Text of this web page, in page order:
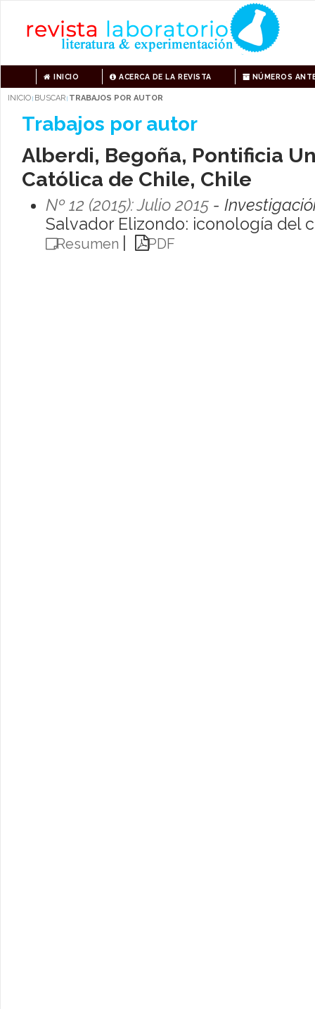
INICIO ACERCA DE LA REVISTA NÚMEROS
INICIO | BUSCAR | TRABAJOS POR AUTOR
Trabajos por autor
Alberdi, Begoña, Pontificia
Católica de Chile, Chile
Nº 12 (2015): Julio 2015-
Salvador Elizondo: iconología del
Resumen PDF